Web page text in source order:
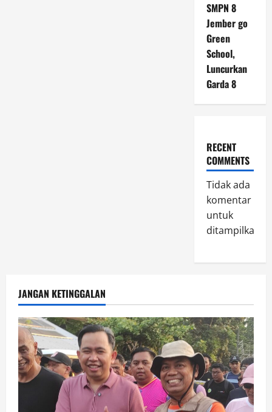
SMPN 8
Jember go
Green
School,
Luncurkan
Garda 8
RECENT
COMMENTS
Tidak ada
komentar
untuk
ditampilkan.
JANGAN KETINGGALAN